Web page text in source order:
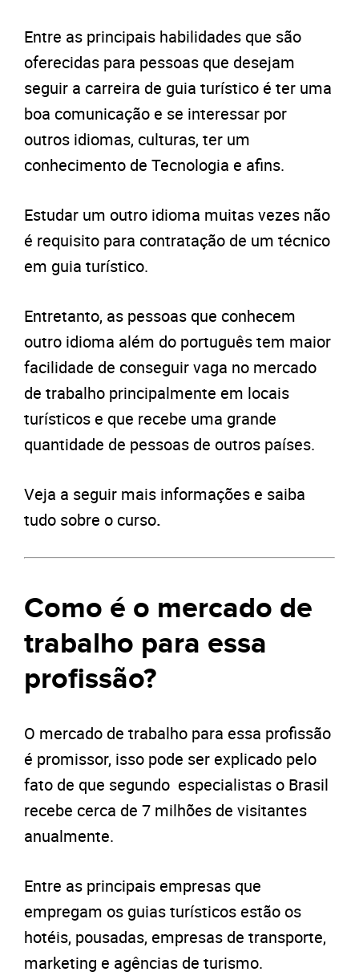
Entre as principais habilidades que são
oferecidas para pessoas que desejam
seguir a carreira de guia turístico é ter uma
boa comunicação e se interessar por
outros idiomas, culturas, ter um
conhecimento de Tecnologia e afins.
Estudar um outro idioma muitas vezes não
é requisito para contratação de um técnico
em guia turístico.
Entretanto, as pessoas que conhecem
outro idioma além do português tem maior
facilidade de conseguir vaga no mercado
de trabalho principalmente em locais
turísticos e que recebe uma grande
quantidade de pessoas de outros países.
Veja a seguir mais informações e saiba
tudo sobre o curso.
Como é o mercado de
trabalho para essa
profissão?
O mercado de trabalho para essa profissão
é promissor, isso pode ser explicado pelo
fato de que segundo especialistas o Brasil
recebe cerca de 7 milhões de visitantes
anualmente.
Entre as principais empresas que
empregam os guias turísticos estão os
hotéis, pousadas, empresas de transporte,
marketing e agências de turismo.